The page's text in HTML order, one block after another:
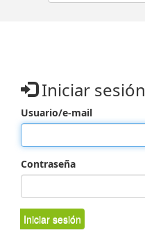
Iniciar sesión
Usuario/e-mail
Contraseña
Iniciar sesión